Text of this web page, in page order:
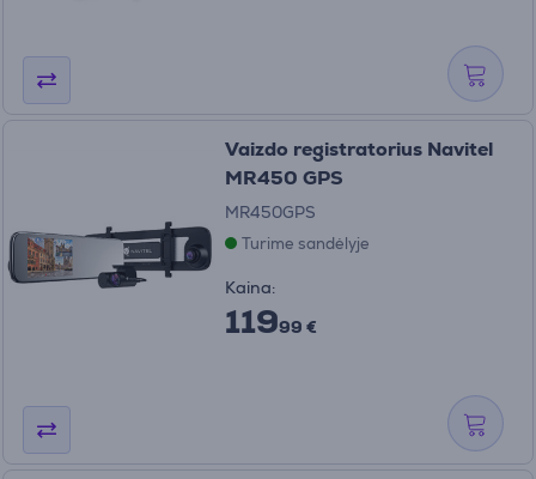
Vaizdo registratorius Navitel
MR450 GPS
MR450GPS
Turime sandėlyje
Kaina:
11999 €